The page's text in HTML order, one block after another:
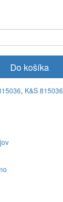
Do košíka
, K&S 815036